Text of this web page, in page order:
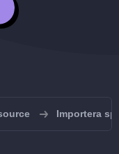
Importera